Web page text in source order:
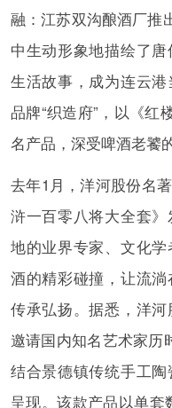
融：江苏双沟酿酒厂推
中生动形象地描绘了
生活故事，成为连云
品牌“织造府”，以《红
名产品，深受啤酒老
去年1月，洋河股份名
浒一百零八将大全套
地的业界专家、文化
酒的精彩碰撞，让流
传承弘扬。据悉，洋河
邀请国内知名艺术家历
结合景德镇传统手工
呈现。该款产品以单套